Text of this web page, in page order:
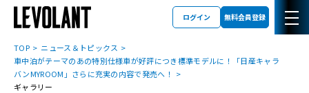
ログイン 無料会員登録
TOP
ニュース＆トピックス
車中泊がテーマのあの特別仕様車が好評につき標準モデルに！「日産キャラ
バンMYROOM」さらに充実の内容で発売へ！
ギャラリー